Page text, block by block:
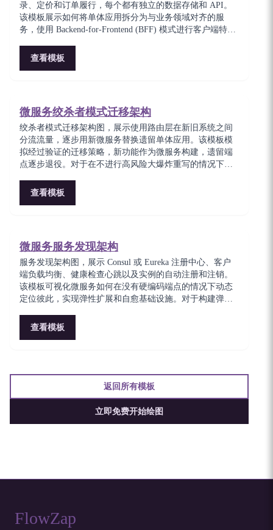
录、定价和订单履行，每个都有独立的数据存储和 API。
该模板展示如何将单体应用拆分为与业务领域对齐的服
务，使用 Backend-for-Frontend (BFF) 模式进行客户端特定
查看模板
微服务绞杀者模式迁移架构
绞杀者模式迁移架构图，展示使用路由层在新旧系统之间
分流流量，逐步用新微服务替换遗留单体应用。该模板模
拟经过验证的迁移策略，新功能作为微服务构建，遗留端
点逐步退役。对于在不进行高风险大爆炸重写的情况下现
查看模板
微服务服务发现架构
服务发现架构图，展示 Consul 或 Eureka 注册中心、客户
端负载均衡、健康检查心跳以及实例的自动注册和注销。
该模板可视化微服务如何在没有硬编码端点的情况下动态
定位彼此，实现弹性扩展和自愈基础设施。对于构建弹性
查看模板
返回所有模板
立即免费开始绘图
FlowZap